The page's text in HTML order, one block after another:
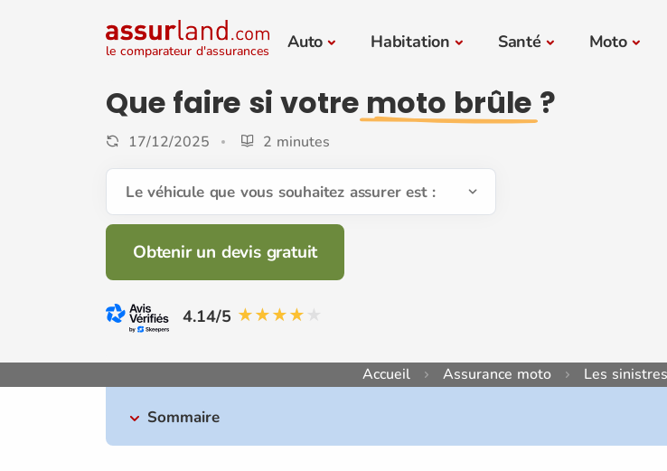
le comparateur d'assurances Auto Habitation Santé Moto
Que faire si votre moto brûle ?
17/12/2025 2 minutes
Le véhicule que vous souhaitez assurer est :
Obtenir un devis gratuit
4.14/5
Accueil Assurance moto Les
Sommaire